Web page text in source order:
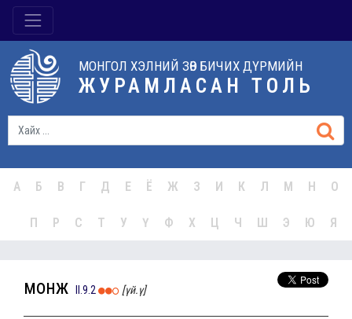
МОНГОЛ ХЭЛНИЙ ЗӨВ БИЧИХ ДҮРМИЙН
ЖУРАМЛАСАН ТОЛЬ
А Б В Г Д Е Ё Ж З И К Л М Н О
П Р С Т У Ү Ф Х Ц Ч Ш Э Ю Я
монж II.9.2 [үй.ү]